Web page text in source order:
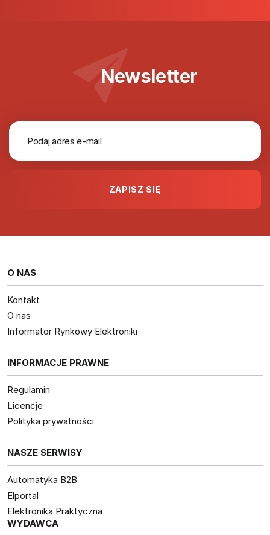
Newsletter
O NAS
Kontakt
O nas
Informator Rynkowy Elektroniki
INFORMACJE PRAWNE
Regulamin
Licencje
Polityka prywatności
NASZE SERWISY
Automatyka B2B
Elportal
Elektronika Praktyczna
WYDAWCA